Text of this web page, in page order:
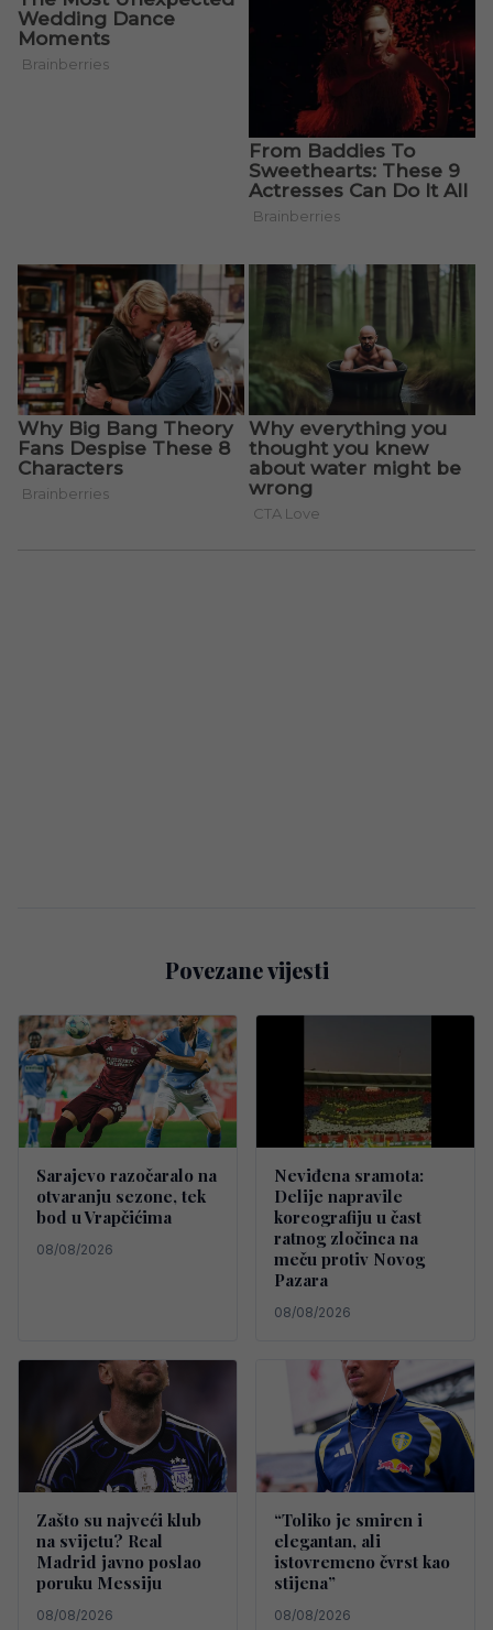
Povezane vijesti
Sarajevo razočaralo na
otvaranju sezone, tek
bod u Vrapčićima
08/08/2026
Neviđena sramota:
Delije napravile
koreografiju u čast
ratnog zločinca na
meču protiv Novog
Pazara
08/08/2026
Zašto su najveći klub
na svijetu? Real
Madrid javno poslao
poruku Messiju
08/08/2026
“Toliko je smiren i
elegantan, ali
istovremeno čvrst kao
stijena”
08/08/2026